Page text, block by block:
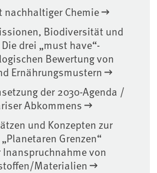
Chemie
Biodiversität und
drei „must have“-
Bewertung von
Ernährungsmustern
der 2030-Agenda /
Abkommens
und Konzepten zur
Grenzen“
von
Materialien